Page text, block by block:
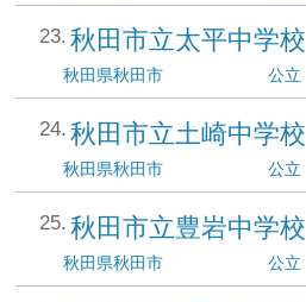
秋田市立太平中学校
秋田県秋田市 公立
秋田市立土崎中学校
秋田県秋田市 公立
秋田市立豊岩中学校
秋田県秋田市 公立